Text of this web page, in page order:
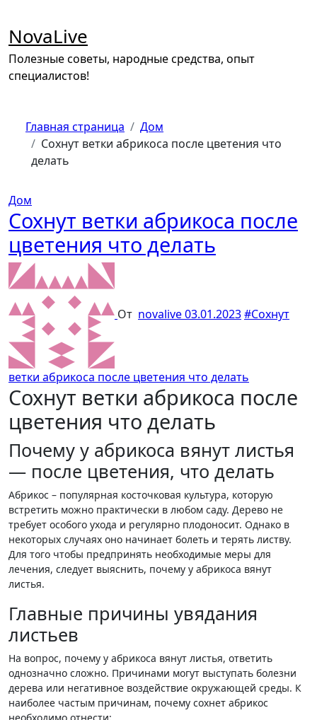
содержимому
NovaLive
Полезные советы, народные средства, опыт
специалистов!
Главная страница
Дом
Сохнут ветки абрикоса после цветения что
делать
Дом
Сохнут ветки абрикоса после
цветения что делать
От novalive03.01.2023#Сохнут
ветки абрикоса после цветения что делать
Сохнут ветки абрикоса после
цветения что делать
Почему у абрикоса вянут листья
— после цветения, что делать
Абрикос – популярная косточковая культура, которую
встретить можно практически в любом саду. Дерево не
требует особого ухода и регулярно плодоносит. Однако в
некоторых случаях оно начинает болеть и терять листву.
Для того чтобы предпринять необходимые меры для
лечения, следует выяснить, почему у абрикоса вянут
листья.
Главные причины увядания
листьев
На вопрос, почему у абрикоса вянут листья, ответить
однозначно сложно. Причинами могут выступать болезни
дерева или негативное воздействие окружающей среды. К
наиболее частым причинам, почему сохнет абрикос